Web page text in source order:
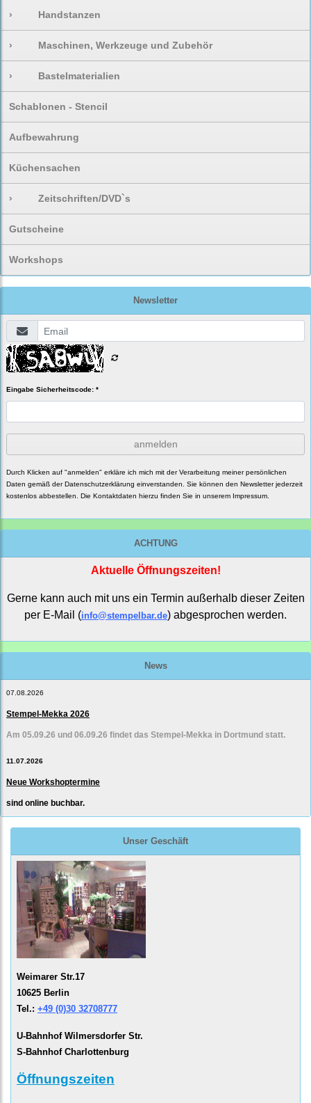
› Handstanzen
› Maschinen, Werkzeuge und Zubehör
› Bastelmaterialien
Schablonen - Stencil
Aufbewahrung
Küchensachen
› Zeitschriften/DVD`s
Gutscheine
Workshops
Newsletter
Eingabe Sicherheitscode: *
anmelden
Durch Klicken auf "anmelden" erkläre ich mich mit der Verarbeitung meiner persönlichen
Daten gemäß der Datenschutzerklärung einverstanden. Sie können den Newsletter jederzeit
kostenlos abbestellen. Die Kontaktdaten hierzu finden Sie in unserem Impressum.
ACHTUNG
Aktuelle Öffnungszeiten!
Gerne kann auch mit uns ein Termin außerhalb dieser Zeiten
per E-Mail (info@stempelbar.de) abgesprochen werden.
News
07.08.2026
Stempel-Mekka 2026
Am 05.09.26 und 06.09.26 findet das Stempel-Mekka in Dortmund statt.
11.07.2026
Neue Workshoptermine
sind online buchbar.
Unser Geschäft
Weimarer Str.17
10625 Berlin
Tel.: +49 (0)30 32708777
U-Bahnhof Wilmersdorfer Str.
S-Bahnhof Charlottenburg
Öffnungszeiten